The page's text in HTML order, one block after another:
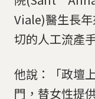
Viale)醫生長
切的人工流產
他說：「政壇
門，替女性提